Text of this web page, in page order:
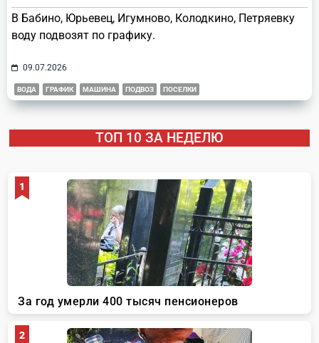
В Бабино, Юрьевец, Игумново, Колодкино, Петряевку
воду подвозят по графику.
09.07.2026
ВОДА ГРАФИК МАШИНА ПОДВОЗ ПОСЕЛКИ
ТОП 10 ЗА НЕДЕЛЮ